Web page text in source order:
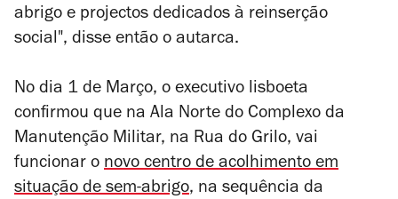
abrigo e projectos dedicados à reinserção
social", disse então o autarca.
No dia 1 de Março, o executivo lisboeta
confirmou que na Ala Norte do Complexo da
Manutenção Militar, na Rua do Grilo, vai
funcionar o novo centro de acolhimento em
situação de sem-abrigo, na sequência da